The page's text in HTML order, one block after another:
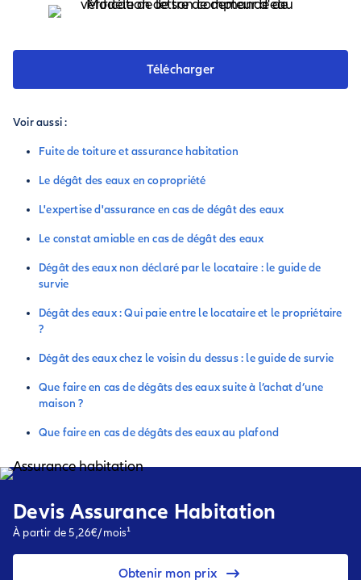
Télécharger
Voir aussi :
Fuite de toiture et assurance habitation
Le dégât des eaux en copropriété
L'expertise d'assurance en cas de dégât des eaux
Le constat amiable en cas de dégât des eaux
Dégât des eaux non déclaré par le locataire : le guide de
survie
Dégât des eaux : Qui paie entre le locataire et le propriétaire
?
Dégât des eaux chez le voisin du dessus : le guide de survie
Que faire en cas de dégâts des eaux suite à l’achat d’une
maison ?
Que faire en cas de dégâts des eaux au plafond
Devis Assurance Habitation
À partir de 5,26€/mois¹
Obtenir mon prix